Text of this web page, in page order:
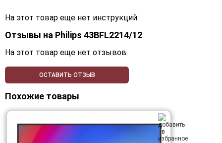
На этот товар еще нет инструкций
Отзывы на Philips 43BFL2214/12
На этот товар еще нет отзывов.
ОСТАВИТЬ ОТЗЫВ
Похожие товары